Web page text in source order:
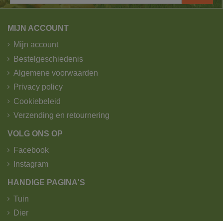
MIJN ACCOUNT
Mijn account
Bestelgeschiedenis
Algemene voorwaarden
Privacy policy
Cookiebeleid
Verzending en retournering
VOLG ONS OP
Facebook
Instagram
HANDIGE PAGINA'S
Tuin
Dier